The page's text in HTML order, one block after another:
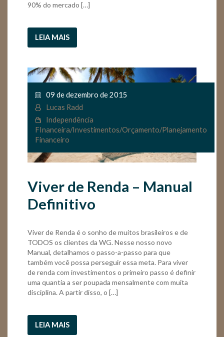
90% do mercado […]
LEIA MAIS
09 de dezembro de 2015
Lucas Radd
Independência
FInanceira/Investimentos/Orçamento/Planejamento
Financeiro
Viver de Renda – Manual
Definitivo
Viver de Renda é o sonho de muitos brasileiros e de
TODOS os clientes da WG. Nesse nosso novo
Manual, detalhamos o passo-a-passo para que
também você possa perseguir essa meta. Para viver
de renda com investimentos o primeiro passo é definir
uma quantia a ser poupada mensalmente com muita
disciplina. A partir disso, o […]
LEIA MAIS